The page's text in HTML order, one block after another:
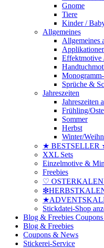
Gnome
Tiere
Kinder /
Allgemeines
Allgemeines
Effektmotive
Sprüche &
Jahreszeiten
Jahreszeiten
Frühling/
Sommer
Herbst
Winter/
★ BESTSELLER
XXL Sets
Einzelmotive &
Freebies
♡
Stickdatei-Shop
Blog & Freebies
Blog & Freebies
Coupons & News
Stickerei-Service